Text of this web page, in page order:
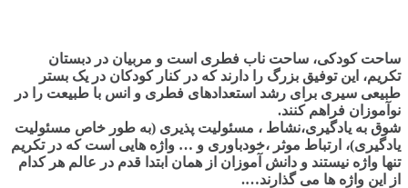
ساحت کودکی، ساحت ناب فطری است و مربیان در دبستان
تکریم، این توفیق بزرگ را دارند که در کنار کودکان در یک بستر
طبیعی سیری برای رشد استعدادهای فطری و انس با طبیعت را در
نوآموزان فراهم کنند.
شوق به یادگیری،نشاط ، مسئولیت پذیری (به طور خاص مسئولیت
یادگیری)، ارتباط موثر ،خودباوری و … واژه هایی است که در تکریم
تنها واژه نیستند و دانش آموزان از همان ابتدا قدم در عالم هر کدام
از این واژه ها می گذارند….